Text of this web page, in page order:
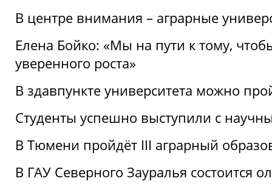
В центре внимания – аграрные
Елена Бойко: «Мы на пути к тому,
уверенного роста»
В здавпункте университета можно
Студенты успешно выступили с
В Тюмени пройдёт III аграрный
В ГАУ Северного Зауралья состоится